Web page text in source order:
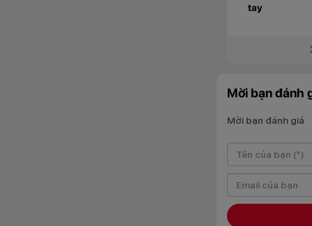
tay
Mời bạn đánh
Mời bạn đánh giá